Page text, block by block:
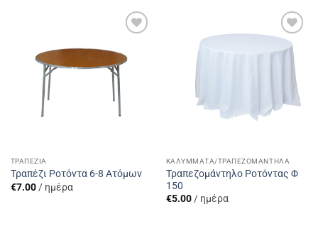
Wishlist
ΤΡΑΠΈΖΙΑ
Τραπέζι Ροτόντα 6-8 Ατόμων
€7.00/ ημέρα
Add to
Wishlist
ΚΑΛΎΜΜΑΤΑ/ΤΡΑΠΕΖΟΜΆΝΤΗΛΑ
Τραπεζομάντηλο Ροτόντας Φ
150
€5.00/ ημέρα